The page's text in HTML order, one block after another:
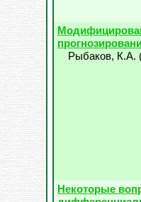
Рыбаков, К.А.
Некоторые